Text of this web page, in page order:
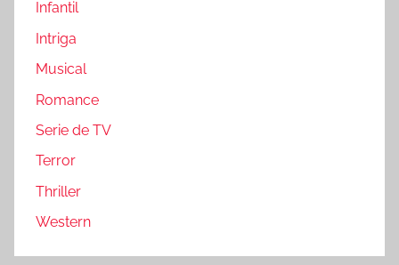
Infantil
Intriga
Musical
Romance
Serie de TV
Terror
Thriller
Western